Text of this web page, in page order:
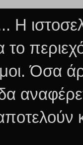
το
Όσα